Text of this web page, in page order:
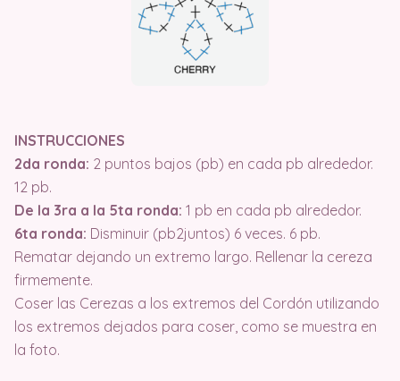
INSTRUCCIONES
2da ronda: 2 puntos bajos (pb) en cada pb alrededor.
12 pb.
De la 3ra a la 5ta ronda: 1 pb en cada pb alrededor.
6ta ronda: Disminuir (pb2juntos) 6 veces. 6 pb.
Rematar dejando un extremo largo. Rellenar la cereza
firmemente.
Coser las Cerezas a los extremos del Cordón utilizando
los extremos dejados para coser, como se muestra en
la foto.